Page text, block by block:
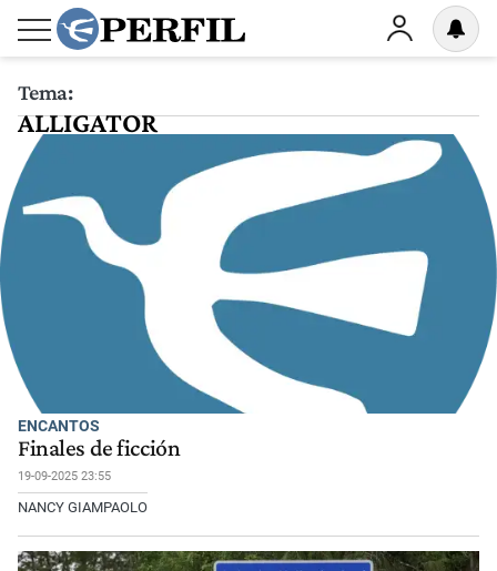
Tema:
ALLIGATOR
ENCANTOS
Finales de ficción
19-09-2025 23:55
NANCY GIAMPAOLO